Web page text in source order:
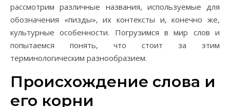
рассмотрим различные названия, используемые для
обозначения «пизды», их контексты и, конечно же,
культурные особенности. Погрузимся в мир слов и
попытаемся понять, что стоит за этим
терминологическим разнообразием.
Происхождение слова и
его корни